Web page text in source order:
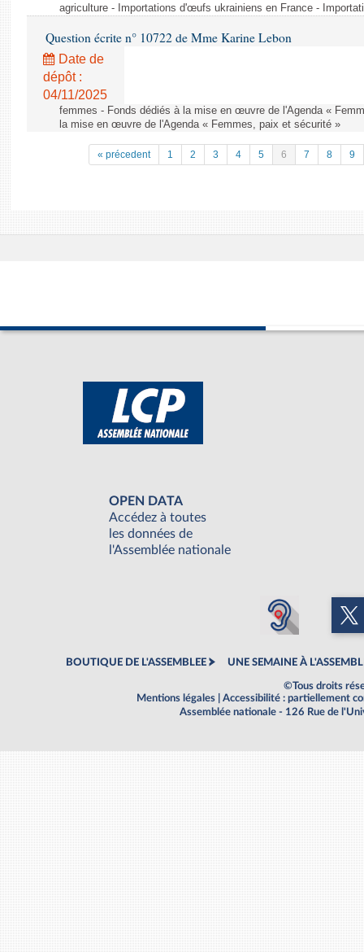
agriculture - Importations d'œufs ukrainiens en France -
Question écrite n° 10722 de Mme Karine Lebon
Date de
dépôt :
04/11/2025
femmes - Fonds dédiés à la mise en œuvre de l'Agenda «
la mise en œuvre de l'Agenda « Femmes, paix et sécurité »
« précedent 1 2 3 4 5 6 7 8 9
OPEN DATA
Accédez à toutes
les données de
l'Assemblée nationale
BOUTIQUE DE L'ASSEMBLEE UNE SEMAINE À
©Tous droits
Mentions légales
Accessibilité : partiellement
Assemblée nationale - 126 Rue de